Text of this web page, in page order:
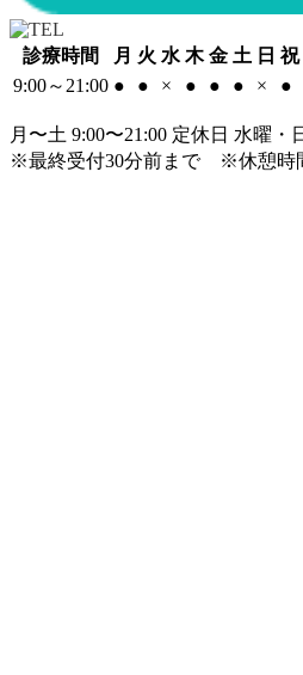
診療時間 月 火 水 木 金 土 日 祝
9:00～21:00 ● ● × ● ● ● × ●
月〜土 9:00〜21:00 定休日 水曜・
※最終受付30分前まで
※休憩時